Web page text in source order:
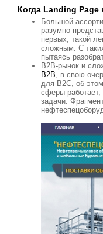
Когда Landing Page
Большой
разумно
первых, такой
сложным. С
пытаясь
B2B-рынок и
B2B, в свою
для B2C, об
сферы работает,
задачи.